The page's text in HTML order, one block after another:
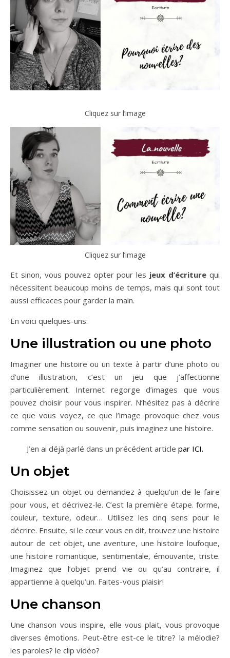
Cliquez sur l’image
Cliquez sur l’image
Et sinon, vous pouvez opter pour les jeux d’écriture qui
nécessitent beaucoup moins de temps, mais qui sont tout
aussi efficaces pour garder la main.
En voici quelques-uns:
Une illustration ou une photo
Imaginer une histoire ou un texte à partir d’une photo ou
d’une illustration, c’est un jeu que j’affectionne
particulièrement. Internet regorge d’images que vous
pouvez choisir pour vous inspirer. N’hésitez pas à décrire
ce que vous voyez, ce que l’image provoque chez vous
comme sensation ou souvenir, puis imaginez une histoire.
J’en ai déjà parlé dans un précédent article par ICI.
Un objet
Choisissez un objet ou demandez à quelqu’un de le faire
pour vous, et décrivez-le. C’est la première étape. forme,
couleur, texture, odeur… Utilisez les cinq sens pour le
décrire. Ensuite, si le cœur vous en dit, trouvez une histoire
autour de cet objet, une aventure, une histoire loufoque,
une histoire romantique, sentimentale, émouvante, triste.
Imaginez que l’objet prend vie ou qu’au contraire, il
appartienne à quelqu’un. Faites-vous plaisir!
Une chanson
Une chanson vous inspire, elle vous plait, vous provoque
diverses émotions. Peut-être est-ce le titre? la mélodie?
les paroles? le clip vidéo?